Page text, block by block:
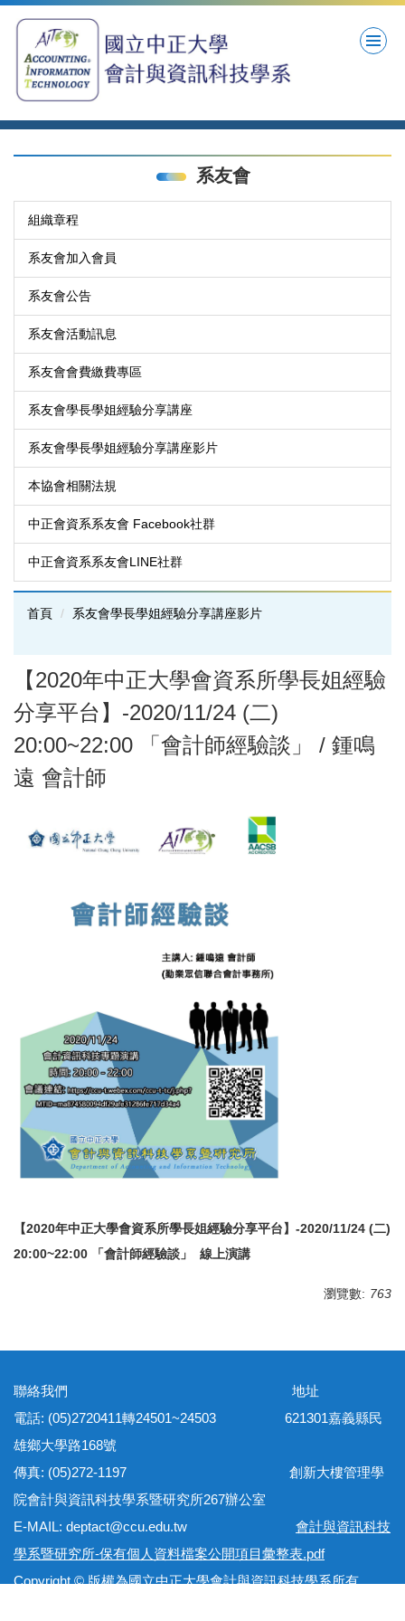
到
區
系友會
組織章程
系友會加入會員
系友會公告
系友會活動訊息
系友會會費繳費專區
系友會學長學姐經驗分享講座
系友會學長學姐經驗分享講座影片
本協會相關法規
中正會資系系友會 Facebook社群
中正會資系系友會LINE社群
首頁 系友會學長學姐經驗分享講座影片
【2020年中正大學會資系所學長姐經驗
分享平台】-2020/11/24 (二)
20:00~22:00 「會計師經驗談」 / 鍾鳴
遠 會計師
【2020年中正大學會資系所學長姐經驗分享平台】-2020/11/24 (二)
20:00~22:00 「會計師經驗談」 線上演講
瀏覽數: 763
聯絡我們 地址
電話: (05)2720411轉24501~24503 621301嘉義縣民
雄鄉大學路168號
傳真: (05)272-1197 創新大樓管理學
院會計與資訊科技學系暨研究所267辦公室
E-MAIL: deptact@ccu.edu.tw 會計與資訊科技
學系暨研究所-保有個人資料檔案公開項目彙整表.pdf
Copyright © 版權為國立中正大學會計與資訊科技學系所有